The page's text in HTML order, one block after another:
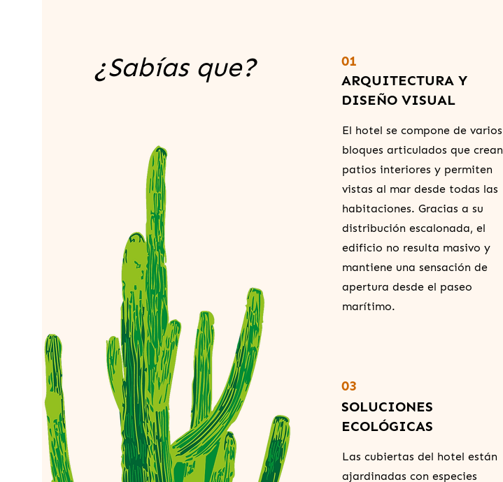
¿Sabías que?
01
ARQUITECTURA Y
DISEÑO VISUAL
El hotel se compone de varios
bloques articulados que crean
patios interiores y permiten
vistas al mar desde todas las
habitaciones. Gracias a su
distribución escalonada, el
edificio no resulta masivo y
mantiene una sensación de
apertura desde el paseo
marítimo.
03
SOLUCIONES
ECOLÓGICAS
Las cubiertas del hotel están
ajardinadas con especies